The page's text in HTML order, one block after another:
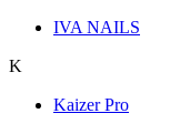
IVA NAILS
K
Kaizer Pro